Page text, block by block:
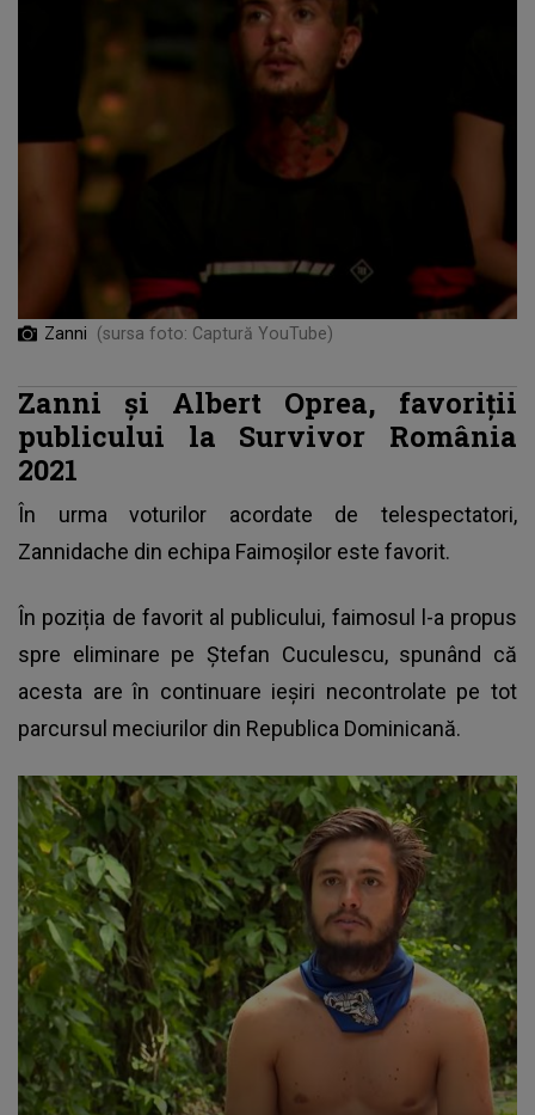
Zanni (sursa foto: Captură YouTube)
Zanni și Albert Oprea, favoriții
publicului la Survivor România
2021
În urma voturilor acordate de telespectatori,
Zannidache din echipa Faimoșilor este favorit.
În poziția de favorit al publicului, faimosul l-a propus
spre eliminare pe Ștefan Cuculescu, spunând că
acesta are în continuare ieșiri necontrolate pe tot
parcursul meciurilor din Republica Dominicană.